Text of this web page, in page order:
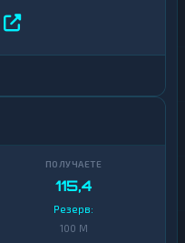
115,4
Резерв:
100 M